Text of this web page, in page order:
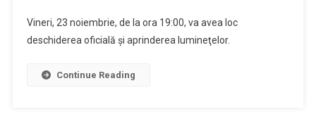
Vineri, 23 noiembrie, de la ora 19:00, va avea loc
deschiderea oficială şi aprinderea lumineţelor.
Continue Reading